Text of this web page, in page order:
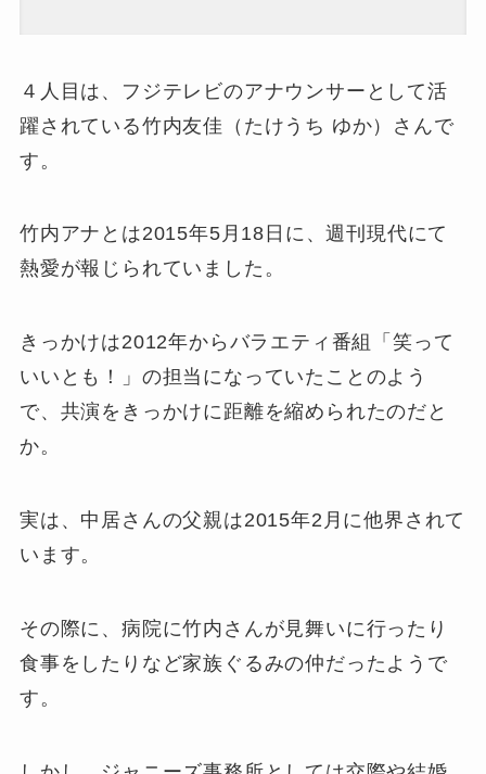
４人目は、フジテレビのアナウンサーとして活
躍されている竹内友佳（たけうち ゆか）さんで
す。
竹内アナとは2015年5月18日に、週刊現代にて
熱愛が報じられていました。
きっかけは2012年からバラエティ番組「笑って
いいとも！」の担当になっていたことのよう
で、共演をきっかけに距離を縮められたのだと
か。
実は、中居さんの父親は2015年2月に他界されて
います。
その際に、病院に竹内さんが見舞いに行ったり
食事をしたりなど家族ぐるみの仲だったようで
す。